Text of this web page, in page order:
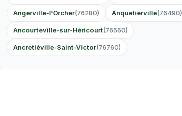
Angerville-l'Orcher(76280) Anquetierville(76490)
Ancourteville-sur-Héricourt(76560)
Ancretiéville-Saint-Victor(76760)